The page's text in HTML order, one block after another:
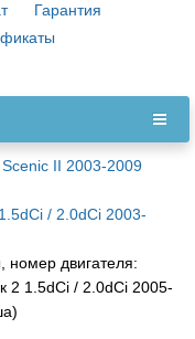
Гарантия
II 2003-2009
/ 2.0dCi 2003-
номер двигателя:
2 1.5dCi / 2.0dCi 2005-